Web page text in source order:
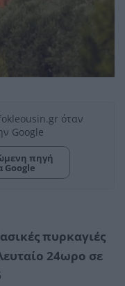
όταν
Google
πηγή
Google
πυρκαγιές
24ωρο σε